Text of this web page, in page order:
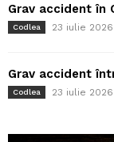
Grav accident în
Codlea 23 iulie 2026
Grav accident
Codlea 23 iulie 2026